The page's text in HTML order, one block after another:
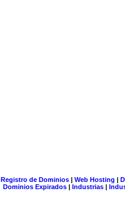
Registro de Dominios| Web Hosting |
Dominios Expirados | Industrias |